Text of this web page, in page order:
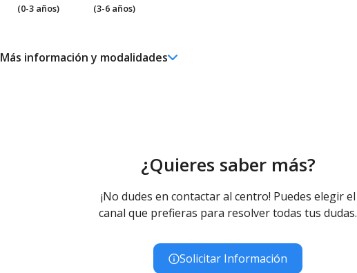
(0-3 años) (3-6 años)
Más información y modalidades
¿Quieres saber más?
¡No dudes en contactar al centro! Puedes elegir el
canal que prefieras para resolver todas tus dudas.
Solicitar Información